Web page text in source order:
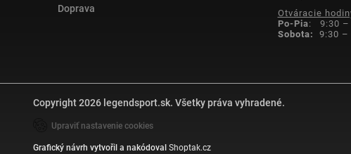
Doprava
Otváracie
Po-Pia: 9:30 –
Sobota: 9:30 –
Copyright 2026 legendsport.sk. Všetky práva vyhradené.
Upraviť nastavenie cookies
Grafický návrh vytvořil a nakódoval Shoptak.cz